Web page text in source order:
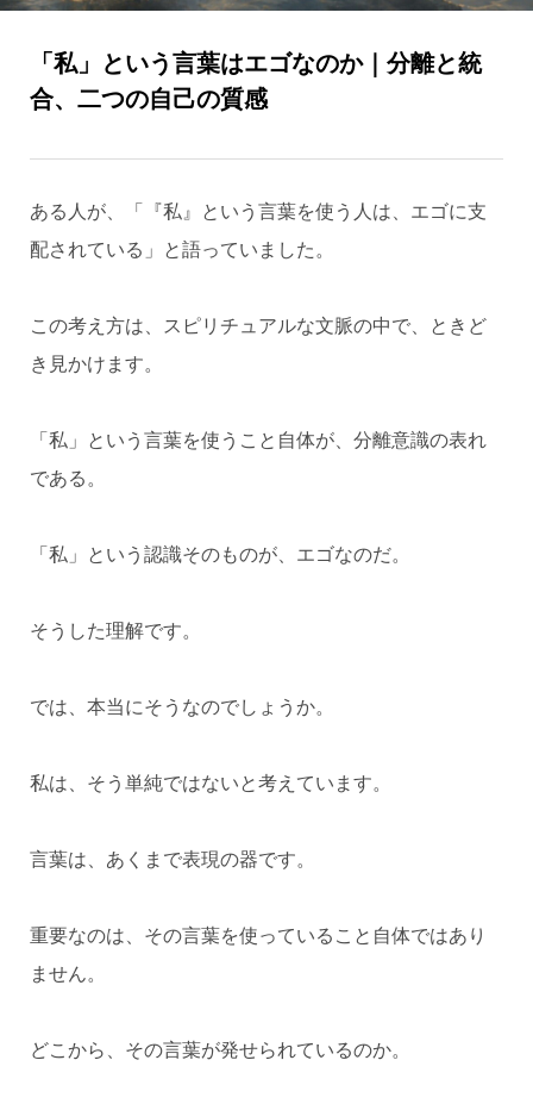
「私」という言葉はエゴなのか｜分離と統
合、二つの自己の質感
ある人が、「『私』という言葉を使う人は、エゴに支
配されている」と語っていました。
この考え方は、スピリチュアルな文脈の中で、ときど
き見かけます。
「私」という言葉を使うこと自体が、分離意識の表れ
である。
「私」という認識そのものが、エゴなのだ。
そうした理解です。
では、本当にそうなのでしょうか。
私は、そう単純ではないと考えています。
言葉は、あくまで表現の器です。
重要なのは、その言葉を使っていること自体ではあり
ません。
どこから、その言葉が発せられているのか。